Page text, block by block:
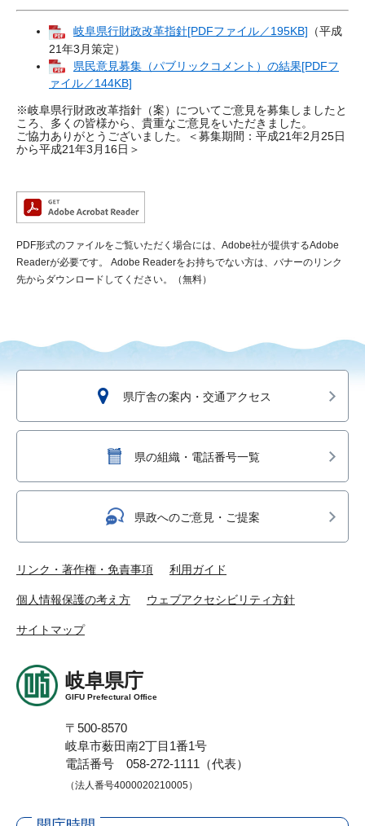
岐阜県行財政改革指針[PDFファイル／195KB] （平成
21年3月策定）
県民意見募集（パブリックコメント）の結果[PDFフ
ァイル／144KB]
※岐阜県行財政改革指針（案）についてご意見を募集しましたと
ころ、多くの皆様から、貴重なご意見をいただきました。
ご協力ありがとうございました。＜募集期間：平成21年2月25日
から平成21年3月16日＞
PDF形式のファイルをご覧いただく場合には、Adobe社が提供するAdobe
Readerが必要です。
Adobe Readerをお持ちでない方は、バナーのリンク
先からダウンロードしてください。（無料）
県庁舎の案内・交通アクセス
県の組織・電話番号一覧
県政へのご意見・ご提案
リンク・著作権・免責事項 利用ガイド
個人情報保護の考え方 ウェブアクセシビリティ方針
サイトマップ
岐阜県庁
GIFU Prefectural Office
〒500-8570
岐阜市薮田南2丁目1番1号
電話番号 058-272-1111（代表）
（法人番号4000020210005）